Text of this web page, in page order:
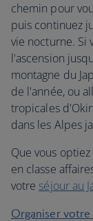
chemin pour
puis continuez
vie nocturne. Si
l'ascension
montagne du
de l'année, ou
tropicales
dans les Alpes
Que vous
en classe
votre séjour au
Organiser votre